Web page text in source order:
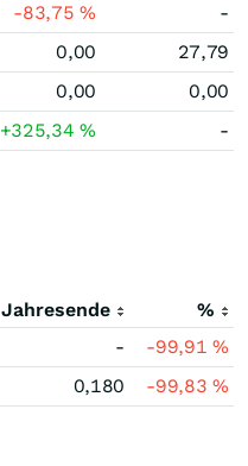
-83,75%
-
0,00
27,79
0,00
0,00
+325,34% -
Jahresende
%
- -99,91%
0,180 -99,83%